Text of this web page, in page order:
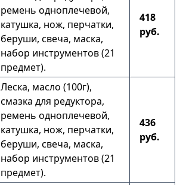
ремень одноплечевой,
катушка, нож, перчатки,
беруши, свеча, маска,
набор инструментов (21
предмет).
418
руб.
Леска, масло (100г),
смазка для редуктора,
ремень одноплечевой,
катушка, нож, перчатки,
беруши, свеча, маска,
набор инструментов (21
предмет).
436
руб.